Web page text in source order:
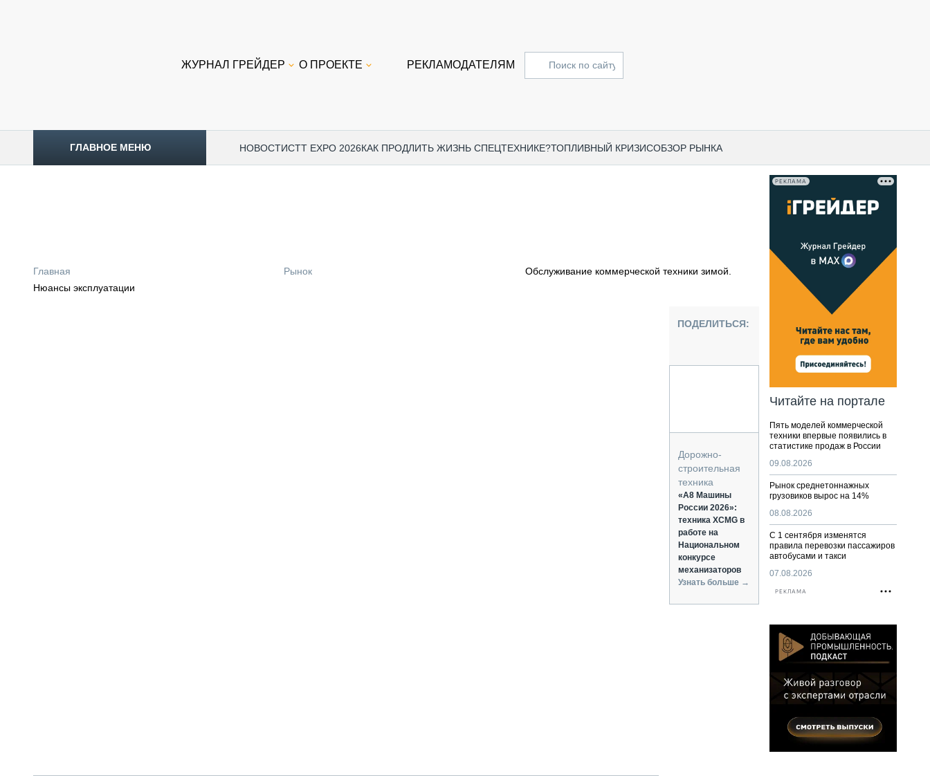
ЖУРНАЛ ГРЕЙДЕР О ПРОЕКТЕ РЕКЛАМОДАТЕЛЯМ
ГЛАВНОЕ МЕНЮ НОВОСТИCTT EXPO 2026КАК ПРОДЛИТЬ ЖИЗНЬ СПЕЦТЕХНИКЕ?ТОПЛИВНЫЙ КРИЗИСОБЗОР РЫНКА
ОБЗОР РЫНКА
ПОДЪЁМНАЯ ТЕХНИКА
ПАССАЖИРСКИЙ ТРАНСПОРТ
Главная Рынок
Обслуживание коммерческой техники зимой.
Нюансы эксплуатации
ПОДЕЛИТЬСЯ:
Дорожно-
строительная
техника
«А8 Машины
России 2026»:
техника XCMG в
работе на
Национальном
конкурсе
механизаторов
Узнать больше →
РЕКЛАМА
Читайте на портале
Пять моделей коммерческой
техники впервые появились в
статистике продаж в России
09.08.2026
Рынок среднетоннажных
грузовиков вырос на 14%
08.08.2026
С 1 сентября изменятся
правила перевозки пассажиров
автобусами и такси
07.08.2026
РЕКЛАМА